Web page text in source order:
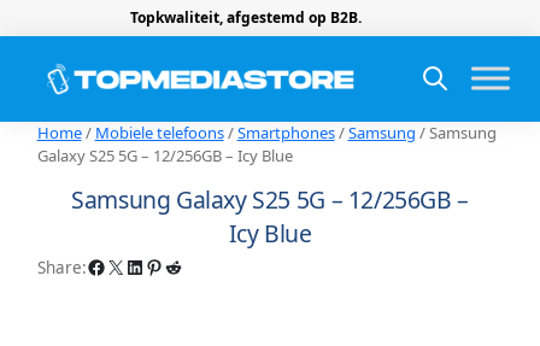
Topkwaliteit, afgestemd op B2B.
Home/ Mobiele telefoons/Smartphones/Samsung / Samsung
Galaxy S25 5G – 12/256GB – Icy Blue
Samsung Galaxy S25 5G – 12/256GB –
Icy Blue
Share:Facebook X LinkedIn Pinterest Reddit